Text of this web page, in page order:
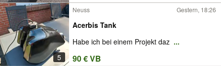
5
Neuss Gestern, 18:26
Acerbis Tank
Habe ich bei einem Projekt daz ...
90 € VB